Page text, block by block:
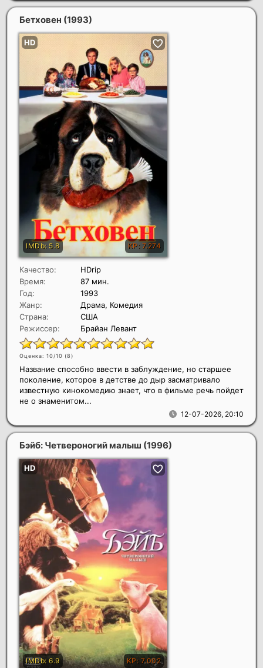
Бетховен (1993)
Качество:
HDrip
Время:
87 мин.
Год:
1993
Жанр:
Драма, Комедия
Страна:
США
Режиссер:
Брайан Левант
Оценка: 10/10 (8)
12-07-2026, 20:10
Название способно ввести в заблуждение, но старшее
поколение, которое в детстве до дыр засматривало
известную кинокомедию знает, что в фильме речь пойдет
не о знаменитом...
Бэйб: Четвероногий малыш (1996)